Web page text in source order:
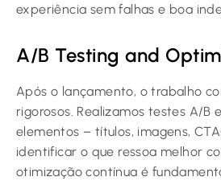
experiência sem falhas e boa
A/B Testing and
Após o lançamento, o trabalho
rigorosos. Realizamos testes A/B
elementos – títulos, imagens,
identificar o que ressoa melhor
otimização contínua é